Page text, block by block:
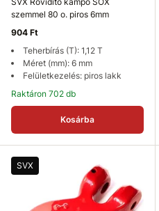
szemmel 80 o. piros 6mm
904 Ft
Teherbírás (T): 1,12 T
Méret (mm): 6 mm
Felületkezelés: piros lakk
Raktáron 702 db
Kosárba
SVX